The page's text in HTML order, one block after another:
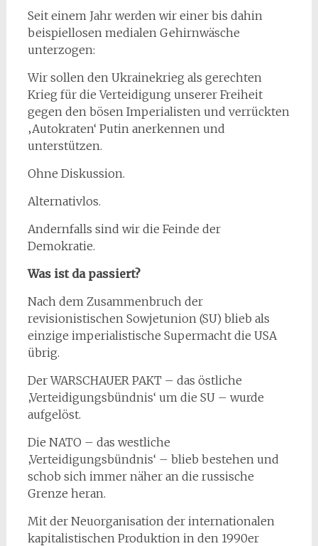
Seit einem Jahr werden wir einer bis dahin
beispiellosen medialen Gehirnwäsche
unterzogen:
Wir sollen den Ukrainekrieg als gerechten
Krieg für die Verteidigung unserer Freiheit
gegen den bösen Imperialisten und verrückten
‚Autokraten‘ Putin anerkennen und
unterstützen.
Ohne Diskussion.
Alternativlos.
Andernfalls sind wir die Feinde der
Demokratie.
Was ist da passiert?
Nach dem Zusammenbruch der
revisionistischen Sowjetunion (SU) blieb als
einzige imperialistische Supermacht die USA
übrig.
Der WARSCHAUER PAKT – das östliche
‚Verteidigungsbündnis‘ um die SU – wurde
aufgelöst.
Die NATO – das westliche
‚Verteidigungsbündnis‘ – blieb bestehen und
schob sich immer näher an die russische
Grenze heran.
Mit der Neuorganisation der internationalen
kapitalistischen Produktion in den 1990er